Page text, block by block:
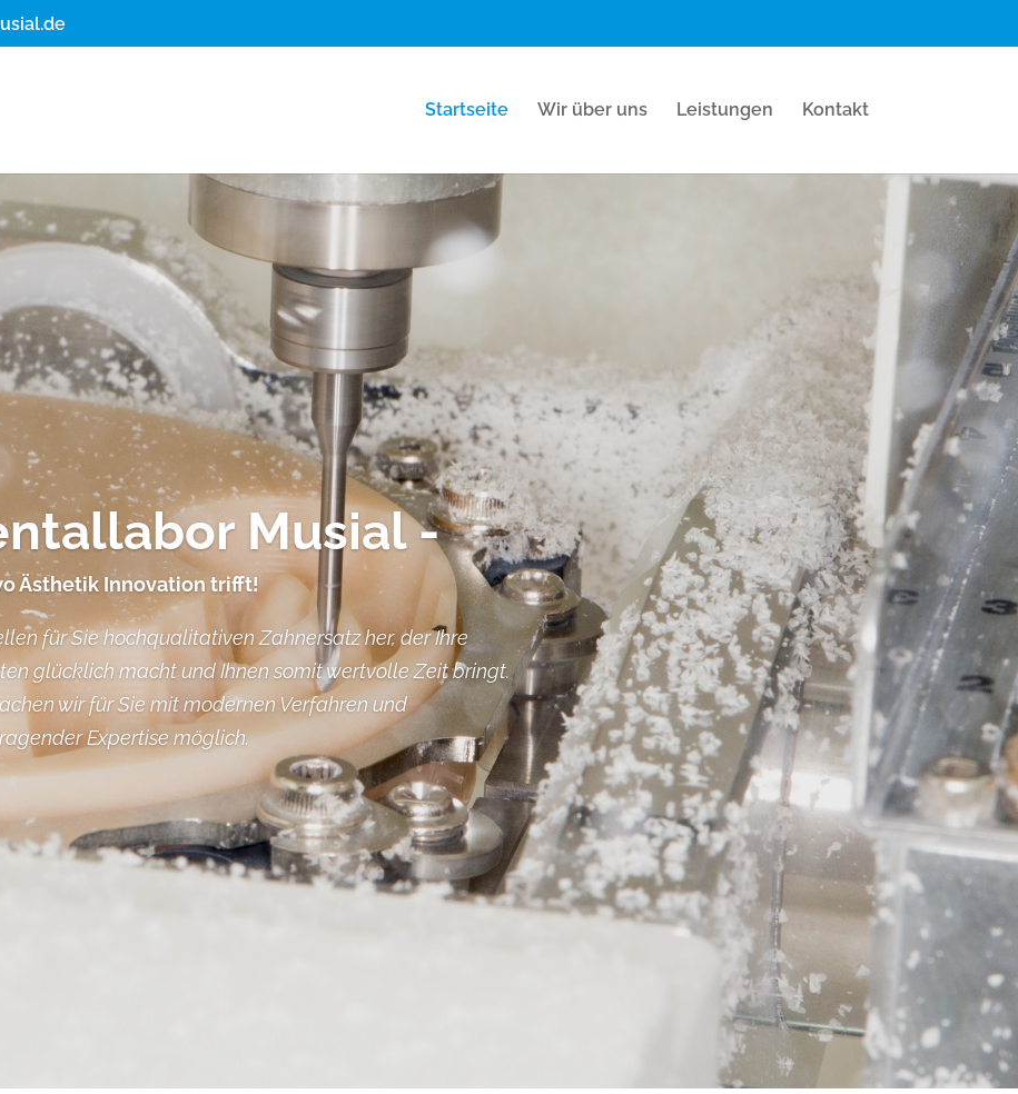
Startseite Wir über uns Leistungen Kontakt
Musial -
Ästhetik Innovation trifft!
für Sie hochqualitativen Zahnersatz her, der Ihre
glücklich macht und Ihnen somit wertvolle Zeit bringt.
wir für Sie mit modernen Verfahren und
Expertise möglich.